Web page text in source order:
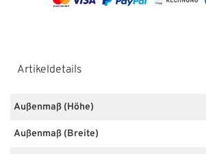
Artikeldetails
Außenmaß (Höhe)
Außenmaß (Breite)